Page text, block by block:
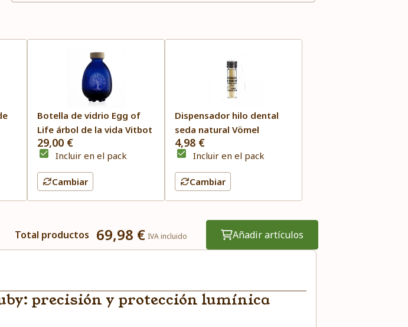
Botella de vidrio Egg of
Life árbol de la vida Vitbot
29,00 €
Incluir en el pack
Cambiar
Dispensador hilo dental
seda natural Vömel
4,98 €
Incluir en el pack
Cambiar
Total productos 69,98 € IVA incluido Añadir artículos
precisión y protección lumínica